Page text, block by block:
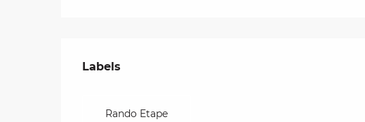
Offres de prestations
Labels
Labels
Rando Etape